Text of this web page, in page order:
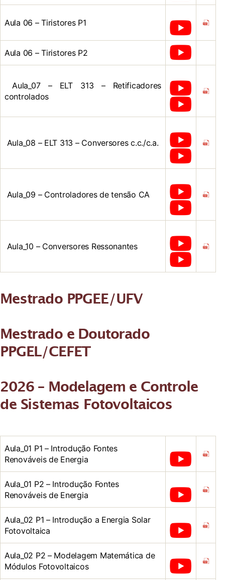
Aula 06 – Tiristores P1
Aula 06 – Tiristores P2
Aula_07 – ELT 313 – Retificadores
controlados
Aula_08 – ELT 313 – Conversores c.c./c.a.
Aula_09 – Controladores de tensão CA
Aula_10 – Conversores Ressonantes
Mestrado PPGEE/UFV
Mestrado e Doutorado
PPGEL/CEFET
2026 – Modelagem e Controle
de Sistemas Fotovoltaicos
Aula_01 P1 – Introdução Fontes
Renováveis de Energia
Aula_01 P2 – Introdução Fontes
Renováveis de Energia
Aula_02 P1 – Introdução a Energia Solar
Fotovoltaica
Aula_02 P2 – Modelagem Matemática de
Módulos Fotovoltaicos